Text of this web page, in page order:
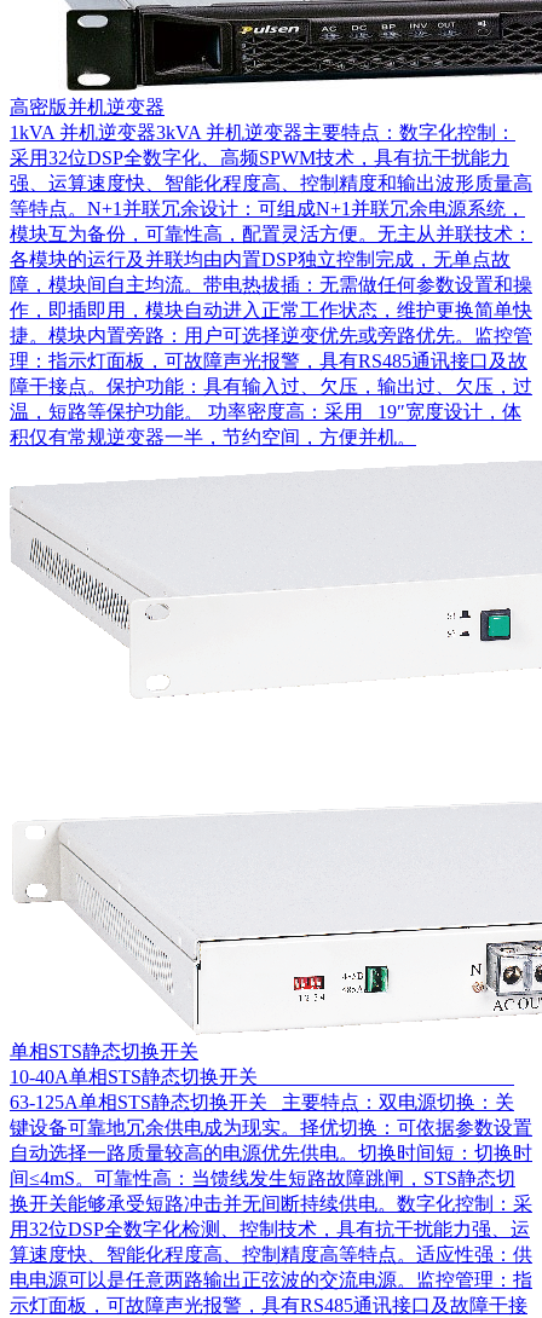
高密版并机逆变器
1kVA 并机逆变器3kVA 并机逆变器主要特点：数字化控制：
采用32位DSP全数字化、高频SPWM技术，具有抗干扰能力
强、运算速度快、智能化程度高、控制精度和输出波形质量高
等特点。N+1并联冗余设计：可组成N+1并联冗余电源系统，
模块互为备份，可靠性高，配置灵活方便。无主从并联技术：
各模块的运行及并联均由内置DSP独立控制完成，无单点故
障，模块间自主均流。带电热拔插：无需做任何参数设置和操
作，即插即用，模块自动进入正常工作状态，维护更换简单快
捷。模块内置旁路：用户可选择逆变优先或旁路优先。监控管
理：指示灯面板，可故障声光报警，具有RS485通讯接口及故
障干接点。保护功能：具有输入过、欠压，输出过、欠压，过
温，短路等保护功能。 功率密度高：采用 19″宽度设计，体
积仅有常规逆变器一半，节约空间，方便并机。
单相STS静态切换开关
10-40A单相STS静态切换开关
63-125A单相STS静态切换开关 主要特点：双电源切换：关
键设备可靠地冗余供电成为现实。择优切换：可依据参数设置
自动选择一路质量较高的电源优先供电。切换时间短：切换时
间≤4mS。可靠性高：当馈线发生短路故障跳闸，STS静态切
换开关能够承受短路冲击并无间断持续供电。数字化控制：采
用32位DSP全数字化检测、控制技术，具有抗干扰能力强、运
算速度快、智能化程度高、控制精度高等特点。适应性强：供
电电源可以是任意两路输出正弦波的交流电源。监控管理：指
示灯面板，可故障声光报警，具有RS485通讯接口及故障干接